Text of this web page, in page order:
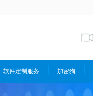
软件定制服务 加密狗